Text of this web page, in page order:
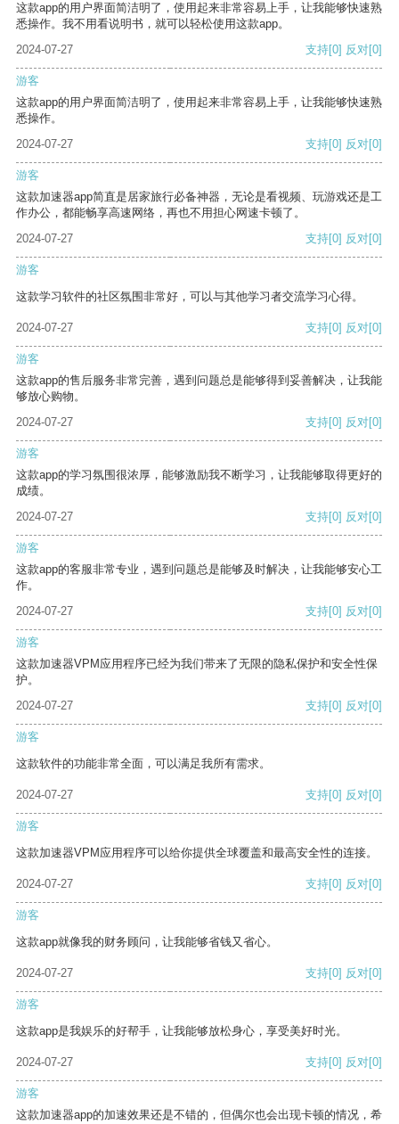
这款app的用户界面简洁明了，使用起来非常容易上手，让我能够快速熟
悉操作。我不用看说明书，就可以轻松使用这款app。
2024-07-27
支持[0] 反对[0]
游客
这款app的用户界面简洁明了，使用起来非常容易上手，让我能够快速熟
悉操作。
2024-07-27
支持[0] 反对[0]
游客
这款加速器app简直是居家旅行必备神器，无论是看视频、玩游戏还是工
作办公，都能畅享高速网络，再也不用担心网速卡顿了。
2024-07-27
支持[0] 反对[0]
游客
这款学习软件的社区氛围非常好，可以与其他学习者交流学习心得。
2024-07-27 支持[0] 反对[0]
游客
这款app的售后服务非常完善，遇到问题总是能够得到妥善解决，让我能
够放心购物。
2024-07-27
支持[0] 反对[0]
游客
这款app的学习氛围很浓厚，能够激励我不断学习，让我能够取得更好的
成绩。
2024-07-27
支持[0] 反对[0]
游客
这款app的客服非常专业，遇到问题总是能够及时解决，让我能够安心工
作。
2024-07-27
支持[0] 反对[0]
游客
这款加速器VPM应用程序已经为我们带来了无限的隐私保护和安全性保
护。
2024-07-27
支持[0] 反对[0]
游客
这款软件的功能非常全面，可以满足我所有需求。
2024-07-27 支持[0] 反对[0]
游客
这款加速器VPM应用程序可以给你提供全球覆盖和最高安全性的连接。
2024-07-27 支持[0] 反对[0]
游客
这款app就像我的财务顾问，让我能够省钱又省心。
2024-07-27 支持[0] 反对[0]
游客
这款app是我娱乐的好帮手，让我能够放松身心，享受美好时光。
2024-07-27 支持[0] 反对[0]
游客
这款加速器app的加速效果还是不错的，但偶尔也会出现卡顿的情况，希